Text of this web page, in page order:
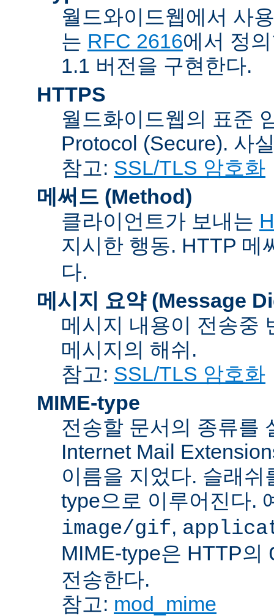
월드와이드웹에서 사
는 RFC 2616에서 정
1.1 버전을 구현한다.
HTTPS
월드화이드웹의 표준
Protocol (Secure). 사
참고: SSL/TLS 암호화
메써드 (Method)
클라이언트가 보내는
지시한 행동. HTTP 메
다.
메시지 요약 (Message
메시지 내용이 전송중
메시지의 해쉬.
참고: SSL/TLS 암호화
MIME-type
전송할 문서의 종류를
Internet Mail
이름을 지었다. 슬래
type으로 이루어진다.
image/gif,
MIME-type은 HTTP의
전송한다.
참고: mod_mime